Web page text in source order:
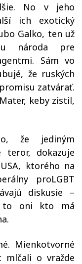
No v jeho
ich exotický
Galko, ten už
národa pre
Sám vo
že ruských
zatvárať.
keby zistil,
že jediným
teror, dokazuje
ktorého na
proLGBT
diskusie –
to oni kto má
Mienkotvorné
mlčali o vražde